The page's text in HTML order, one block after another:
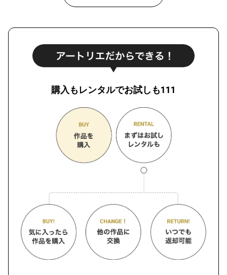
購入もレンタルでお試しも111